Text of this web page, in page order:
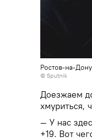
Ростов-на-
© Sputnik
Доезжаем
хмуриться,
— У нас
+19. Вот